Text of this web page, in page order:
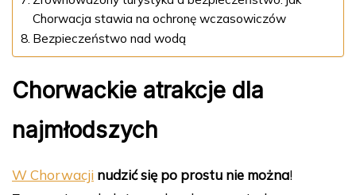
Chorwacja stawia na ochronę wczasowiczów
Bezpieczeństwo nad wodą
Chorwackie atrakcje dla
najmłodszych
WChorwacji nudzić się po prostu nie można!